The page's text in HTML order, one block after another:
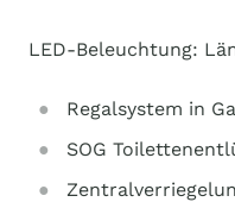
LED-Beleuchtung:
Regalsystem in
SOG